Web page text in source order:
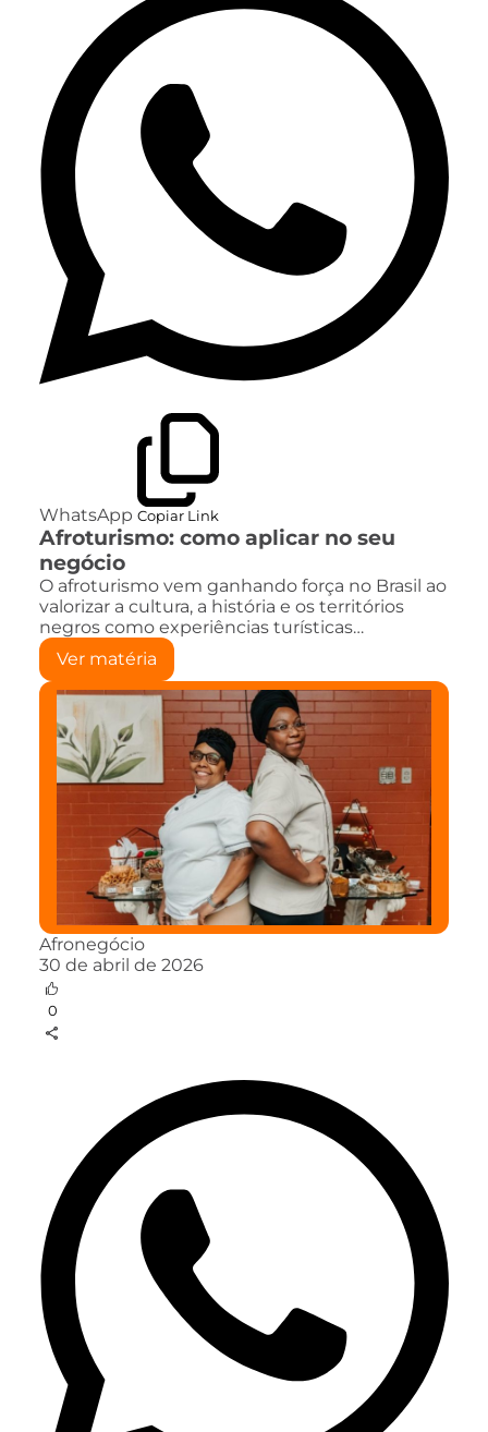
WhatsApp Copiar Link
Afroturismo: como aplicar no seu
negócio
O afroturismo vem ganhando força no Brasil ao
valorizar a cultura, a história e os territórios
negros como experiências turísticas…
Ver matéria
Afronegócio
30 de abril de 2026
0